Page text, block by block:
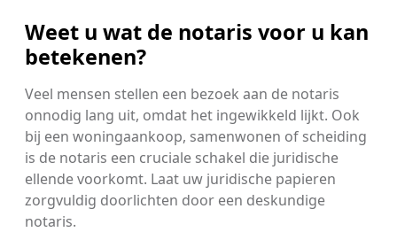
Weet u wat de notaris voor u kan
betekenen?
Veel mensen stellen een bezoek aan de notaris
onnodig lang uit, omdat het ingewikkeld lijkt. Ook
bij een woningaankoop, samenwonen of scheiding
is de notaris een cruciale schakel die juridische
ellende voorkomt. Laat uw juridische papieren
zorgvuldig doorlichten door een deskundige
notaris.